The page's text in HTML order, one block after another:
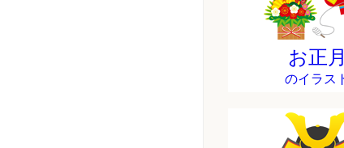
お正月
のイラス